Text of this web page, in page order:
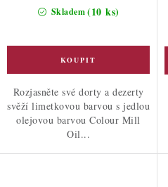
Skladem(10 ks)
Rozjasněte své dorty a dezerty
svěží limetkovou barvou s jedlou
olejovou barvou Colour Mill
Oil...